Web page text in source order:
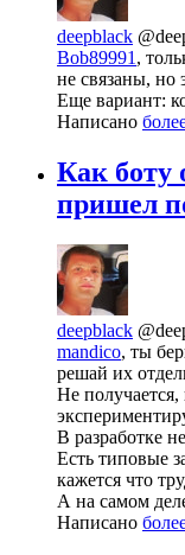
deepblack
Bob89991 ,
не связаны, но
Еще вариант:
Написано
Как боту
пришел
deepblack
mandico, ты
решай их
Не
В разработке
Есть типовые
кажется что
А на самом
Написано